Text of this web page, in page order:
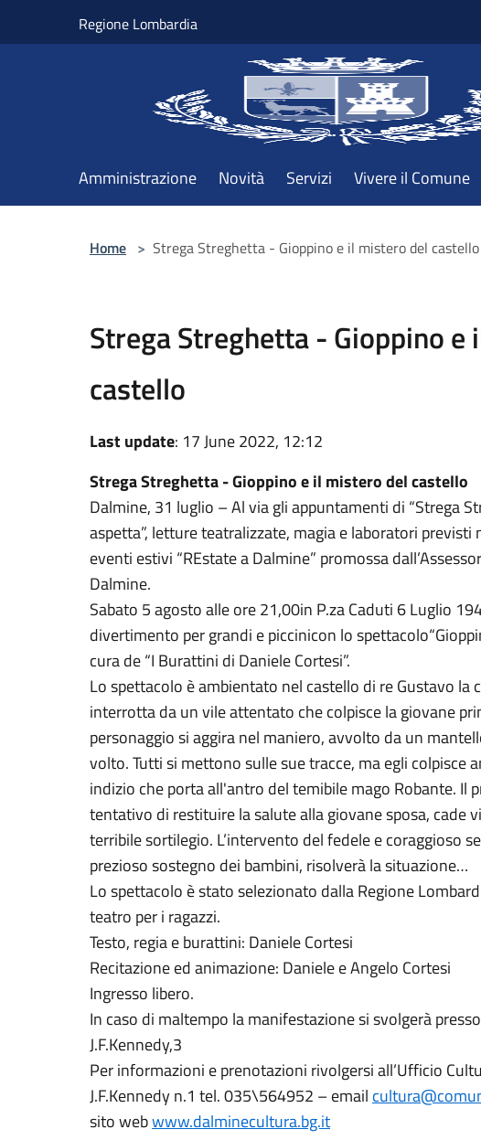
Regione Lombardia
Amministrazione Novità Servizi Vivere il Comune
Home > Strega Streghetta - Gioppino e il mistero del castello
Strega Streghetta - Gioppino e
castello
Last update: 17 June 2022, 12:12
Strega Streghetta - Gioppino e il mistero del castello
Dalmine, 31 luglio – Al via gli appuntamenti di “Strega
aspetta”, letture teatralizzate, magia e laboratori previsti
eventi estivi “REstate a Dalmine” promossa
Dalmine.
Sabato 5 agosto alle ore 21,00in P.za Caduti 6 Luglio
divertimento per grandi e piccinicon lo
cura de “I Burattini di Daniele Cortesi”.
Lo spettacolo è ambientato nel castello di re Gustavo la
interrotta da un vile attentato che colpisce la giovane
personaggio si aggira nel maniero, avvolto da un
volto. Tutti si mettono sulle sue tracce, ma egli colpisce
indizio che porta all'antro del temibile mago Robante. Il
tentativo di restituire la salute alla giovane sposa, cade
terribile sortilegio. L’intervento del fedele e coraggioso
prezioso sostegno dei bambini, risolverà la situazione…
Lo spettacolo è stato selezionato dalla Regione
teatro per i ragazzi.
Testo, regia e burattini: Daniele Cortesi
Recitazione ed animazione: Daniele e Angelo Cortesi
Ingresso libero.
In caso di maltempo la manifestazione si svolgerà
J.F.Kennedy,3
Per informazioni e prenotazioni rivolgersi all’Ufficio
J.F.Kennedy n.1 tel. 035\564952 – email
sito webwww.dalminecultura.bg.it